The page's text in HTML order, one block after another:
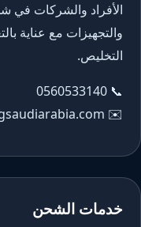
الأفراد والشركات في
والتجهيزات مع عناية
التخليص.
📞
0560533140
✉️
خدمات الشحن